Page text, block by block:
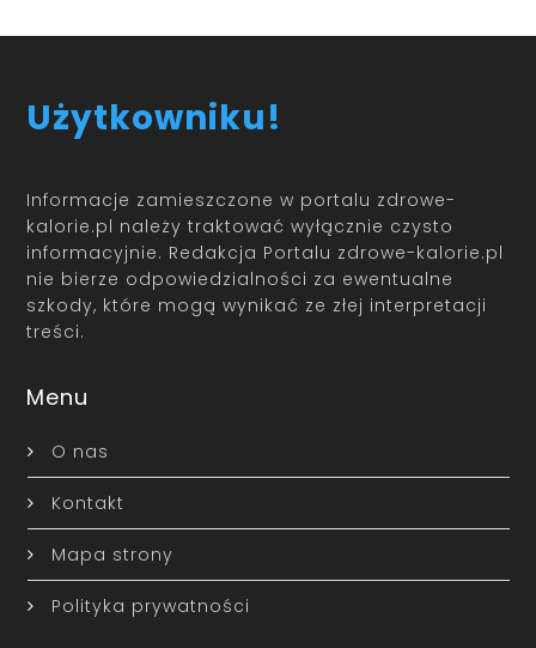
Użytkowniku!
Informacje zamieszczone w portalu zdrowe-
kalorie.pl należy traktować wyłącznie czysto
informacyjnie. Redakcja Portalu zdrowe-kalorie.pl
nie bierze odpowiedzialności za ewentualne
szkody, które mogą wynikać ze złej interpretacji
treści.
Menu
O nas
Kontakt
Mapa strony
Polityka prywatności